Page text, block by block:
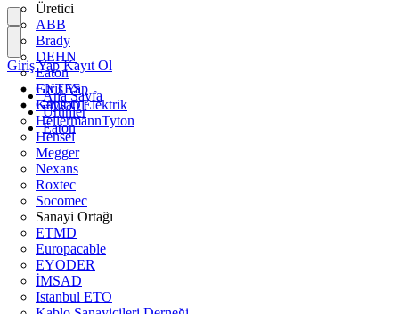
Üretici
ABB
Brady
DEHN
Eaton
ENTES
Günsan Elektrik
HellermannTyton
Hensel
Megger
Nexans
Roxtec
Socomec
Sanayi Ortağı
ETMD
Europacable
EYODER
İMSAD
Istanbul ETO
Giriş Yap
Kayıt Ol
Giriş Yap Kayıt Ol
Ana Sayfa
Ürünler
Eaton